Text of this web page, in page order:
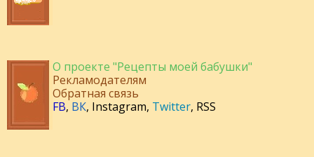
О проекте "Рецепты моей бабушки"
Рекламодателям
Обратная связь
FB, ВК, Instagram, Twitter, RSS